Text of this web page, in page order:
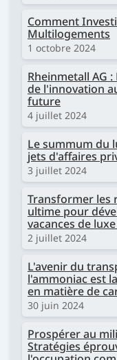
Comment
Multilogements
1 octobre 2024
Rheinmetall AG
de l'innovation
future
4 juillet 2024
Le summum du
jets d'affaires
3 juillet 2024
Transformer les
ultime pour
vacances de
2 juillet 2024
L'avenir du
l'ammoniac est
en matière de
30 juin 2024
Prospérer au
Stratégies